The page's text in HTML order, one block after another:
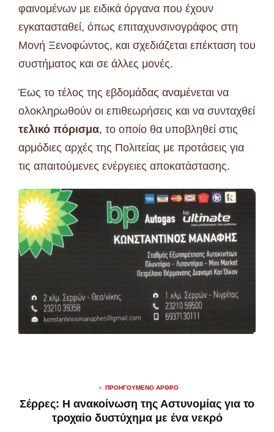
φαινομένων με ειδικά όργανα που έχουν
εγκατασταθεί, όπως επιταχυνσινογράφος στη
Μονή Ξενοφώντος, και σχεδιάζεται επέκταση του
συστήματος και σε άλλες μονές.
Έως το τέλος της εβδομάδας αναμένεται να
ολοκληρωθούν οι επιθεωρήσεις και να συνταχθεί
τελικό πόρισμα, το οποίο θα υποβληθεί στις
αρμόδιες αρχές της Πολιτείας με προτάσεις για
τις απαιτούμενες ενέργειες αποκατάστασης.
ΠΡΟΗΓΟΎΜΕΝΟ ΆΡΘΡΟ
Σέρρες: Η ανακοίνωση της Αστυνομίας για το
τροχαίο δυστύχημα με ένα νεκρό